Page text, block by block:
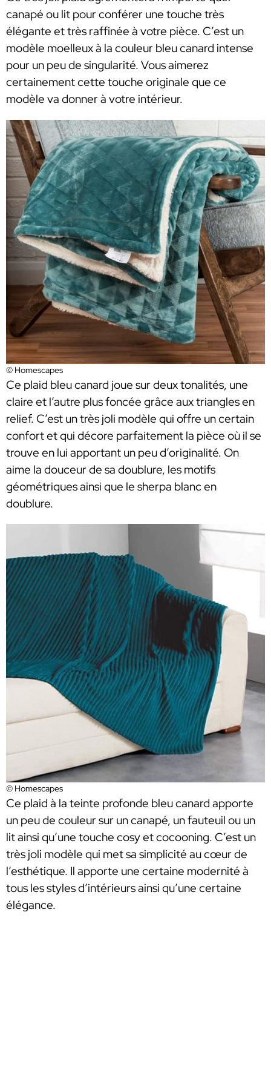
canapé ou lit pour conférer une touche très
élégante et très raffinée à votre pièce. C’est un
modèle moelleux à la couleur bleu canard intense
pour un peu de singularité. Vous aimerez
certainement cette touche originale que ce
modèle va donner à votre intérieur.
© Homescapes
Ce plaid bleu canard joue sur deux tonalités, une
claire et l’autre plus foncée grâce aux triangles en
relief. C’est un très joli modèle qui offre un certain
confort et qui décore parfaitement la pièce où il se
trouve en lui apportant un peu d’originalité. On
aime la douceur de sa doublure, les motifs
géométriques ainsi que le sherpa blanc en
doublure.
© Homescapes
Ce plaid à la teinte profonde bleu canard apporte
un peu de couleur sur un canapé, un fauteuil ou un
lit ainsi qu’une touche cosy et cocooning. C’est un
très joli modèle qui met sa simplicité au cœur de
l’esthétique. Il apporte une certaine modernité à
tous les styles d’intérieurs ainsi qu’une certaine
élégance.